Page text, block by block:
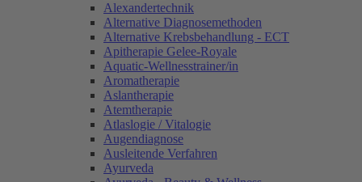
Alexandertechnik
Alternative Diagnosemethoden
Alternative Krebsbehandlung - ECT
Apitherapie Gelee-Royale
Aquatic-Wellnesstrainer/in
Aromatherapie
Aslantherapie
Atemtherapie
Atlaslogie / Vitalogie
Augendiagnose
Ausleitende Verfahren
Ayurveda